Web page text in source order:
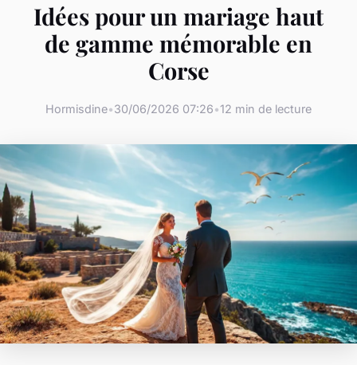
Idées pour un mariage haut
de gamme mémorable en
Corse
Hormisdine•30/06/2026 07:26•12 min de lecture